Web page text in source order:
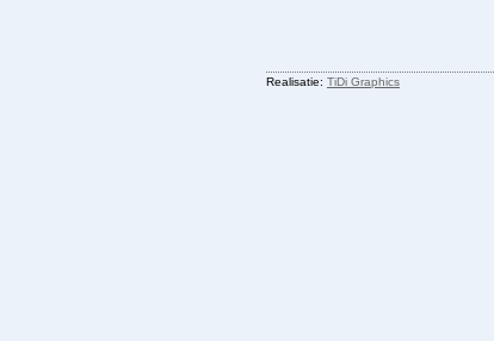
Realisatie: TiDi Graphics